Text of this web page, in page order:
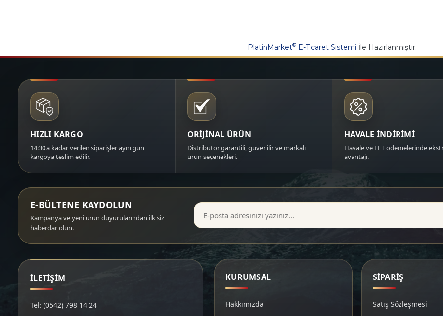
PlatinMarket® E-Ticaret Sistemi İle Hazırlanmıştır.
HIZLI KARGO
14:30'a kadar verilen siparişler aynı gün
kargoya teslim edilir.
ORİJİNAL ÜRÜN
Distribütör garantili, güvenilir ve markalı
ürün seçenekleri.
HAVALE İNDİRİMİ
Havale ve EFT ödemelerinde
avantajı.
E-BÜLTENE KAYDOLUN
Kampanya ve yeni ürün duyurularından ilk siz
haberdar olun.
İLETİŞİM
Tel: (0542) 798 14 24
KURUMSAL
Hakkımızda
SİPARİŞ
Satış Sözleşmesi